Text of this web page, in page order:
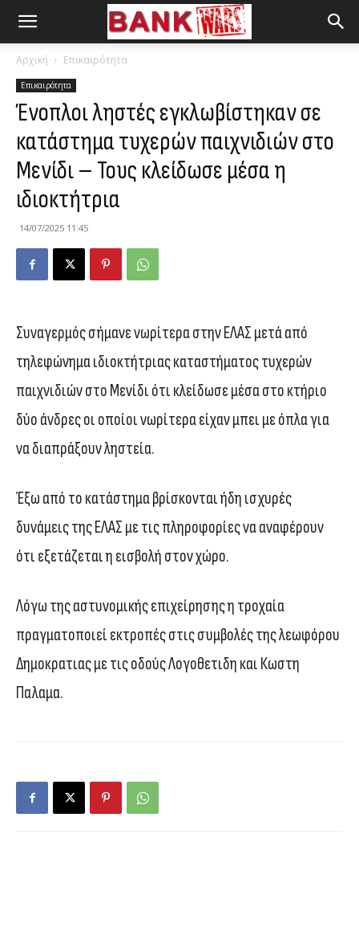
Αρχική Επικαιρότητα
Επικαιρότητα
Ένοπλοι ληστές εγκλωβίστηκαν σε
κατάστημα τυχερών παιχνιδιών στο
Μενίδι – Τους κλείδωσε μέσα η
ιδιοκτήτρια
14/07/2025 11:45
Συναγερμός σήμανε νωρίτερα στην ΕΛΑΣ μετά από
τηλεφώνημα ιδιοκτήτριας καταστήματος τυχερών
παιχνιδιών στο Μενίδι ότι κλείδωσε μέσα στο κτήριο
δύο άνδρες οι οποίοι νωρίτερα είχαν μπει με όπλα για
να διαπράξουν ληστεία.
Έξω από το κατάστημα βρίσκονται ήδη ισχυρές
δυνάμεις της ΕΛΑΣ με τις πληροφορίες να αναφέρουν
ότι εξετάζεται η εισβολή στον χώρο.
Λόγω της αστυνομικής επιχείρησης η τροχαία
πραγματοποιεί εκτροπές στις συμβολές της λεωφόρου
Δημοκρατιας με τις οδούς Λογοθετιδη και Κωστη
Παλαμα.